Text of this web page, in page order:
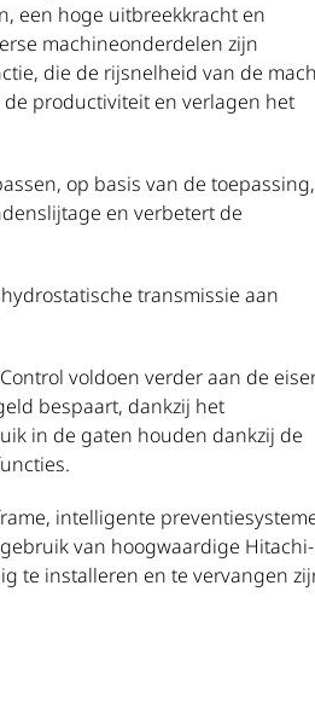
een hoge uitbreekkracht en
machineonderdelen zijn
die de rijsnelheid van de
productiviteit en verlagen het
op basis van de toepassing,
en verbetert de
transmissie aan
voldoen verder aan de
bespaart, dankzij het
in de gaten houden dankzij de
intelligente
van hoogwaardige Hitachi-
te installeren en te vervangen